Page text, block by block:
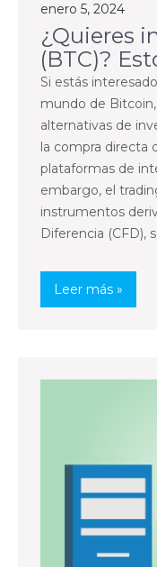
enero 5, 2024
¿Quieres
(BTC)?
Si estás
mundo de
alternativas de
la compra directa
plataformas de
embargo, el
instrumentos
Diferencia (CFD),
Leer más »